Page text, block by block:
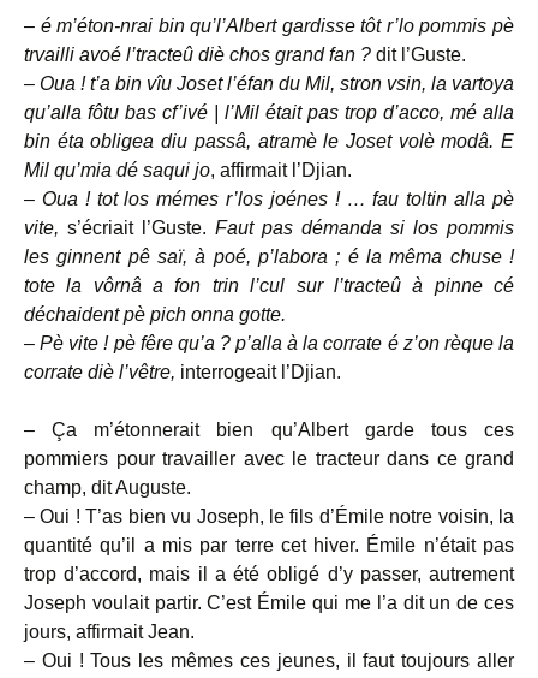
– é m’éton-nrai bin qu’l’Albert gardisse tôt r’lo pommis pè
trvailli avoé l’tracteû diè chos grand fan ? dit l’Guste.
– Oua ! t’a bin vîu Joset l’éfan du Mil, stron vsin, la vartoya
qu’alla fôtu bas cf’ivé | l’Mil était pas trop d’acco, mé alla
bin éta obligea diu passâ, atramè le Joset volè modâ. E
Mil qu’mia dé saqui jo, affirmait l’Djian.
– Oua ! tot los mémes r’los joénes ! … fau toltin alla pè
vite, s’écriait l’Guste. Faut pas démanda si los pommis
les ginnent pê saï, à poé, p’labora ; é la mêma chuse !
tote la vôrnâ a fon trin l’cul sur l’tracteû à pinne cé
déchaident pè pich onna gotte.
–Pè vite ! pè fêre qu’a ? p’alla à la corrate é z’on rèque la
corrate diè l’vêtre, interrogeait l’Djian.
– Ça m’étonnerait bien qu’Albert garde tous ces
pommiers pour travailler avec le tracteur dans ce grand
champ, dit Auguste.
– Oui ! T’as bien vu Joseph, le fils d’Émile notre voisin, la
quantité qu’il a mis par terre cet hiver. Émile n’était pas
trop d’accord, mais il a été obligé d’y passer, autrement
Joseph voulait partir. C’est Émile qui me l’a dit un de ces
jours, affirmait Jean.
– Oui ! Tous les mêmes ces jeunes, il faut toujours aller